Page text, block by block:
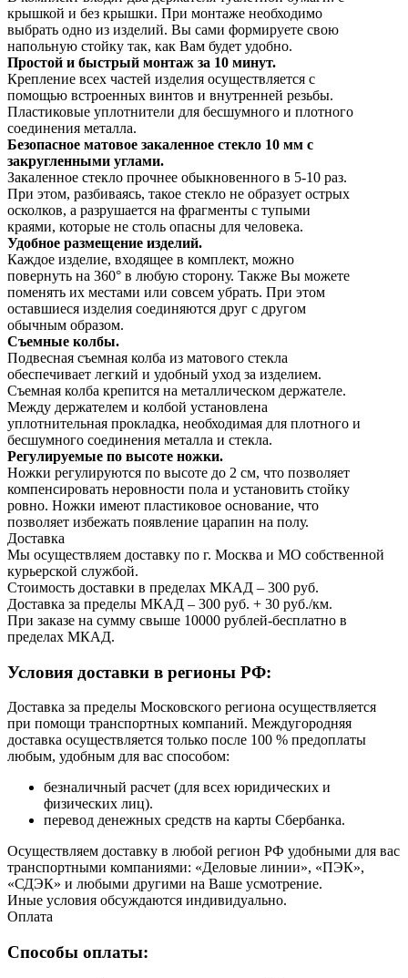
крышкой и без крышки. При монтаже необходимо
выбрать одно из изделий. Вы сами формируете свою
напольную стойку так, как Вам будет удобно.
Простой и быстрый монтаж за 10 минут.
Крепление всех частей изделия осуществляется с
помощью встроенных винтов и внутренней резьбы.
Пластиковые уплотнители для бесшумного и плотного
соединения металла.
Безопасное матовое закаленное стекло 10 мм с
закругленными углами.
Закаленное стекло прочнее обыкновенного в 5-10 раз.
При этом, разбиваясь, такое стекло не образует острых
осколков, а разрушается на фрагменты с тупыми
краями, которые не столь опасны для человека.
Удобное размещение изделий.
Каждое изделие, входящее в комплект, можно
повернуть на 360° в любую сторону. Также Вы можете
поменять их местами или совсем убрать. При этом
оставшиеся изделия соединяются друг с другом
обычным образом.
Съемные колбы.
Подвесная съемная колба из матового стекла
обеспечивает легкий и удобный уход за изделием.
Съемная колба крепится на металлическом держателе.
Между держателем и колбой установлена
уплотнительная прокладка, необходимая для плотного и
бесшумного соединения металла и стекла.
Регулируемые по высоте ножки.
Ножки регулируются по высоте до 2 см, что позволяет
компенсировать неровности пола и установить стойку
ровно. Ножки имеют пластиковое основание, что
позволяет избежать появление царапин на полу.
Доставка
Мы осуществляем доставку по г. Москва и МО собственной
курьерской службой.
Стоимость доставки в пределах МКАД – 300 руб.
Доставка за пределы МКАД – 300 руб. + 30 руб./км.
При заказе на сумму свыше 10000 рублей-бесплатно в
пределах МКАД.
Условия доставки в регионы РФ:
Доставка за пределы Московского региона осуществляется
при помощи транспортных компаний. Междугородняя
доставка осуществляется только после 100 % предоплаты
любым, удобным для вас способом:
безналичный расчет (для всех юридических и
физических лиц).
перевод денежных средств на карты Сбербанка.
Осуществляем доставку в любой регион РФ удобными для вас
транспортными компаниями: «Деловые линии», «ПЭК»,
«СДЭК» и любыми другими на Ваше усмотрение.
Иные условия обсуждаются индивидуально.
Оплата
Способы оплаты: